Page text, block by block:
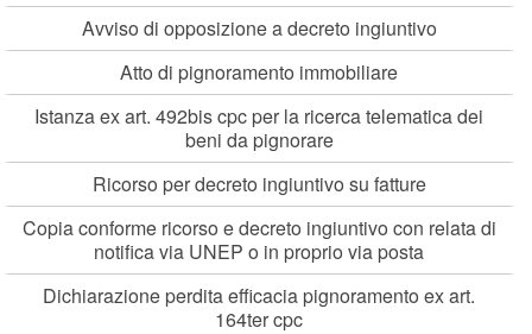
Avviso di opposizione a decreto ingiuntivo
Atto di pignoramento immobiliare
Istanza ex art. 492bis cpc per la ricerca telematica dei
beni da pignorare
Ricorso per decreto ingiuntivo su fatture
Copia conforme ricorso e decreto ingiuntivo con relata di
notifica via UNEP o in proprio via posta
Dichiarazione perdita efficacia pignoramento ex art.
164ter cpc